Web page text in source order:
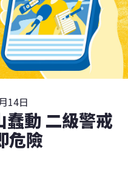
14日
蠢動 二級警戒
危險